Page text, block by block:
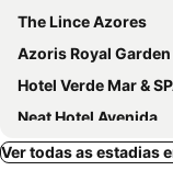
The Lince Azores
Azoris Royal Garden – Leisure &
Hotel Verde Mar &
Neat Hotel Avenida
Hotel Ponta Delgada
Ver todas as estadias